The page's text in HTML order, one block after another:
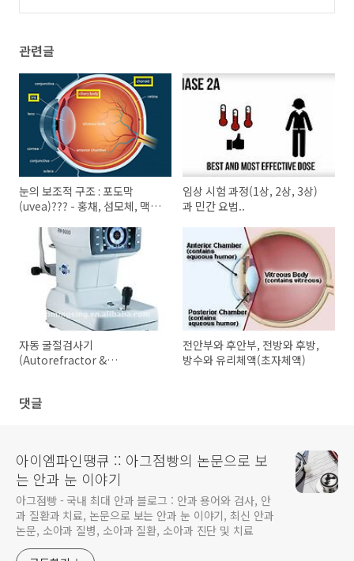
관련글
눈의 보조적 구조 : 포도막
(uvea)??? - 홍채, 섬모체, 맥락
임상 시험 과정(1상, 2상, 3상)
과 민간 요법..
자동 굴절검사기
(Autorefractor &
전안부와 후안부, 전방와 후방,
방수와 유리체액(초자체액)
댓글
아이엠파인땡큐 :: 아그점빵의 논문으로 보
는 안과 눈 이야기
아그점빵 - 국내 최대 안과 블로그 : 안과 용어와 검사, 안
과 질환과 치료, 논문으로 보는 안과 눈 이야기, 최신 안과
논문, 소아과 질병, 소아과 질환, 소아과 진단 및 치료